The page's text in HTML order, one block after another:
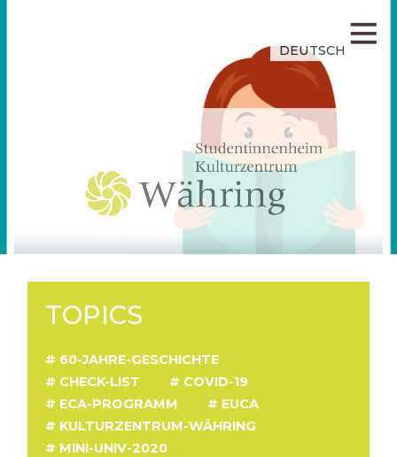
DEUTSCH
TOPICS
60-JAHRE-GESCHICHTE
CHECK-LIST
COVID-19
ECA-PROGRAMM
EUCA
KULTURZENTRUM-WÄHRING
MINI-UNIV-2020